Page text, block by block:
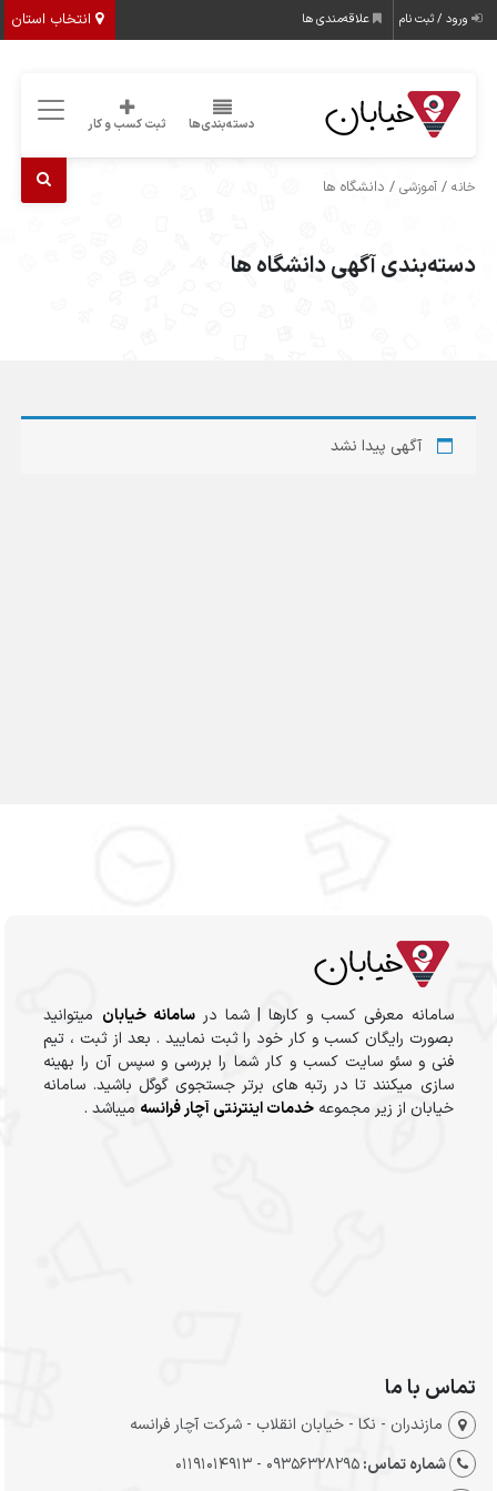
انتخاب استان ورود / ثبت نام علاقه‌مندی ها
دسته‌بندی‌ها ثبت کسب و کار
خانه /آموزشی / دانشگاه ها
دسته‌بندی آگهی دانشگاه ها
آگهی پیدا نشد
سامانه معرفی کسب و کارها | شما درسامانه خیابان میتوانید
بصورت رایگان کسب و کار خود را ثبت نمایید . بعد از ثبت ، تیم
فنی و سئو سایت کسب و کار شما را بررسی و سپس آن را بهینه
سازی میکنند تا در رتبه های برتر جستجوی گوگل باشید. سامانه
خیابان از زیر مجموعهخدمات اینترنتی آچار فرانسه میباشد .
تماس با ما
مازندران - نکا - خیابان انقلاب - شرکت آچار فرانسه
شماره تماس:09356328295 - 01191014913